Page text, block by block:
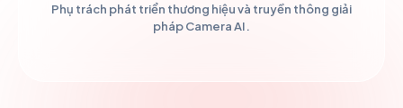
Phụ trách phát triển thương hiệu và truyền thông giải
pháp Camera AI.